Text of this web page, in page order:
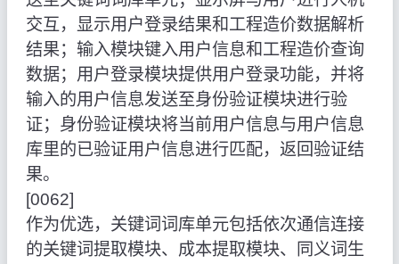
交互，显示用户登录结果和工程造价数据解析
结果；输入模块键入用户信息和工程造价查询
数据；用户登录模块提供用户登录功能，并将
输入的用户信息发送至身份验证模块进行验
证；身份验证模块将当前用户信息与用户信息
库里的已验证用户信息进行匹配，返回验证结
果。
[0062]
作为优选，关键词词库单元包括依次通信连接
的关键词提取模块、成本提取模块、同义词生